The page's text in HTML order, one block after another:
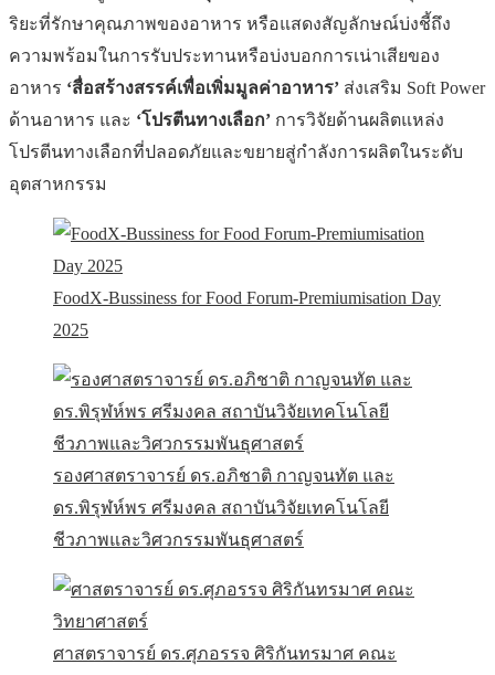
ริยะที่รักษาคุณภาพของอาหาร หรือแสดงสัญลักษณ์บ่งชี้ถึง
ความพร้อมในการรับประทานหรือบ่งบอกการเน่าเสียของ
อาหาร ‘สื่อสร้างสรรค์เพื่อเพิ่มมูลค่าอาหาร’ ส่งเสริม Soft Power
ด้านอาหาร และ ‘โปรตีนทางเลือก’ การวิจัยด้านผลิตแหล่ง
โปรตีนทางเลือกที่ปลอดภัยและขยายสู่กำลังการผลิตในระดับ
อุตสาหกรรม
FoodX-Bussiness for Food Forum-Premiumisation Day
2025
รองศาสตราจารย์ ดร.อภิชาติ กาญจนทัต และ
ดร.พิรุฬห์พร ศรีมงคล สถาบันวิจัยเทคโนโลยี
ชีวภาพและวิศวกรรมพันธุศาสตร์
ศาสตราจารย์ ดร.ศุภอรรจ ศิริกันทรมาศ คณะ